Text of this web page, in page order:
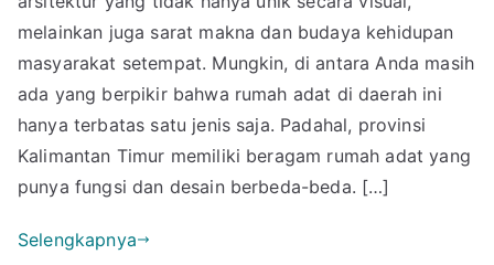
melainkan juga sarat makna dan budaya kehidupan
masyarakat setempat. Mungkin, di antara Anda masih
ada yang berpikir bahwa rumah adat di daerah ini
hanya terbatas satu jenis saja. Padahal, provinsi
Kalimantan Timur memiliki beragam rumah adat yang
punya fungsi dan desain berbeda-beda. […]
Selengkapnya